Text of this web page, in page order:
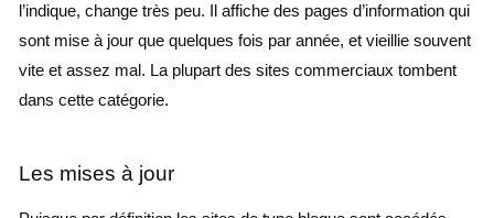
l’indique, change très peu. Il affiche des pages d’information qui
sont mise à jour que quelques fois par année, et vieillie souvent
vite et assez mal. La plupart des sites commerciaux tombent
dans cette catégorie.
Les mises à jour